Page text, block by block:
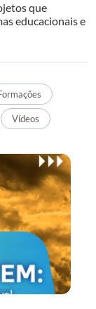
que
educacionais e
Vídeos